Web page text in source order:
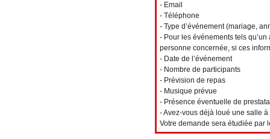
- Email
- Téléphone
- Type d’événement (mariage,
- Pour les événements tels
personne concernée, si ces
- Date de l’événement
- Nombre de participants
- Prévision de repas
- Musique prévue
- Présence éventuelle de
- Avez-vous déjà loué une salle
Votre demande sera étudiée par